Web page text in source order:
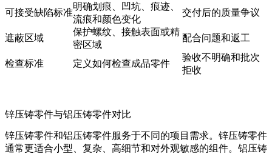
可接受缺陷标准
明确划痕、凹坑、痕迹、
流痕和颜色变化
交付后的质量争议
遮蔽区域
保护螺纹、接触表面或精
密区域
配合问题和返工
检查标准 定义如何检查成品零件
验收不明确和批次
拒收
锌压铸零件与铝压铸零件对比
锌压铸零件和铝压铸零件服务于不同的项目需求。锌压铸零件
通常更适合小型、复杂、高细节和对外观敏感的组件。铝压铸